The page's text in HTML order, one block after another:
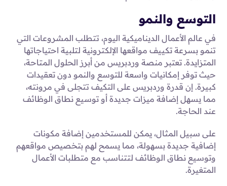
التوسع والنمو
في عالم الأعمال الديناميكية اليوم، تتطلب المشروعات التي
تنمو بسرعة تكييف مواقعها الإلكترونية لتلبية احتياجاتها
المتزايدة. تعتبر منصة وردبريس من أبرز الحلول المتاحة،
حيث توفر إمكانيات واسعة للتوسع والنمو دون تعقيدات
كبيرة. إن قدرة وردبريس على التكيف تتجلى في مرونته،
مما يسهل إضافة ميزات جديدة أو توسيع نطاق الوظائف
عند الحاجة.
على سبيل المثال، يمكن للمستخدمين إضافة مكونات
إضافية جديدة بسهولة، مما يسمح لهم بتخصيص مواقعهم
وتوسيع نطاق الوظائف لتتناسب مع متطلبات الأعمال
المتغيرة.